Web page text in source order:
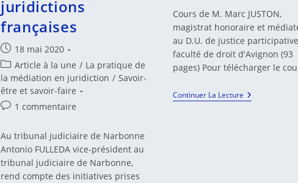
juridictions
françaises
Publication
publiée :
18 mai 2020
Post
category:
Article à la une / La pratique de
la médiation en juridiction / Savoir-
être et savoir-faire
Commentaires
la
publication :
1 commentaire
Au tribunal judiciaire de Narbonne
Antonio FULLEDA vice-président au
tribunal judiciaire de Narbonne,
rend compte des initiatives prises
la
publication :
Cours de M. Marc JUSTON,
magistrat honoraire et
au D.U. de justice
faculté de droit d'Avignon (93
pages) Pour télécharger le
Continuer La Lecture Médiation
: